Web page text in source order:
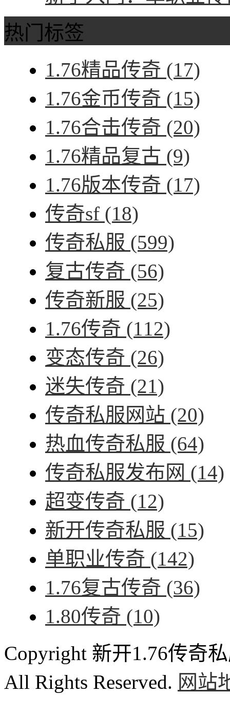
热门标签
1.76精品传奇 (17)
1.76金币传奇 (15)
1.76合击传奇 (20)
1.76精品复古 (9)
1.76版本传奇 (17)
传奇sf (18)
传奇私服 (599)
复古传奇 (56)
传奇新服 (25)
1.76传奇 (112)
变态传奇 (26)
迷失传奇 (21)
传奇私服网站 (20)
热血传奇私服 (64)
传奇私服发布网 (14)
超变传奇 (12)
新开传奇私服 (15)
单职业传奇 (142)
1.76复古传奇 (36)
1.80传奇 (10)
Copyright 新开1.76传奇
All Rights Reserved. 网站